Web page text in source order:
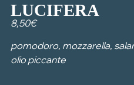
LUCIFERA
8,50€
pomodoro, mozzarella,
olio piccante